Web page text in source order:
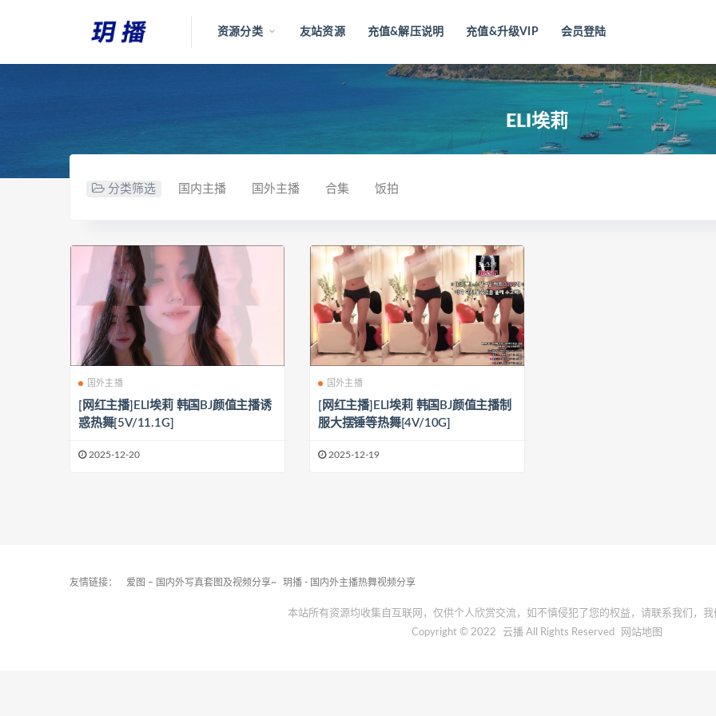
资源分类 友站资源 充值&解压说明 充值&升级VIP 会员登陆
ELI埃莉
分类筛选 国内主播 国外主播 合集 饭拍
国外主播
[网红主播]ELI埃莉 韩国BJ颜值主播诱
惑热舞[5V/11.1G]
2025-12-20
国外主播
[网红主播]ELI埃莉 韩国BJ颜值主播制
服大摆锤等热舞[4V/10G]
2025-12-19
友情链接： 爱图 – 国内外写真套图及视频分享~ 玥播 - 国内外主播热舞视频分享
本站所有资源均收集自互联网，仅供个人欣赏交流，如不慎侵犯了您的权益，请联系我们，我
Copyright © 2022
云播 All Rights Reserved 网站地图